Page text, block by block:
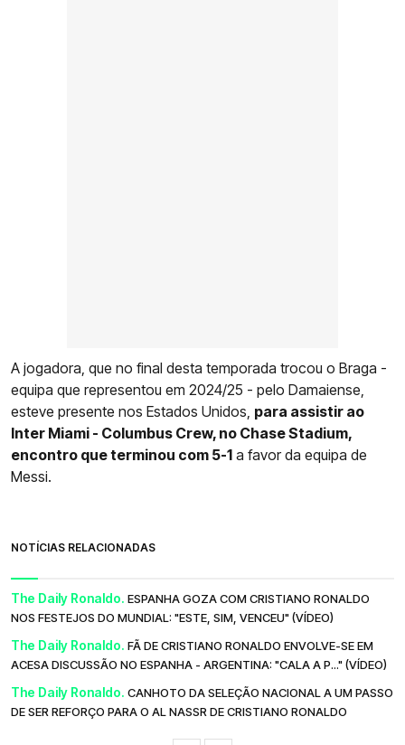
A jogadora, que no final desta temporada trocou o Braga -
equipa que representou em 2024/25 - pelo Damaiense,
esteve presente nos Estados Unidos, para assistir ao
Inter Miami - Columbus Crew, no Chase Stadium,
encontro que terminou com 5-1 a favor da equipa de
Messi.
NOTÍCIAS RELACIONADAS
The Daily Ronaldo. ESPANHA GOZA COM CRISTIANO RONALDO
NOS FESTEJOS DO MUNDIAL: "ESTE, SIM, VENCEU" (VÍDEO)
The Daily Ronaldo. FÃ DE CRISTIANO RONALDO ENVOLVE-SE EM
ACESA DISCUSSÃO NO ESPANHA - ARGENTINA: "CALA A P..." (VÍDEO)
The Daily Ronaldo. CANHOTO DA SELEÇÃO NACIONAL A UM PASSO
DE SER REFORÇO PARA O AL NASSR DE CRISTIANO RONALDO